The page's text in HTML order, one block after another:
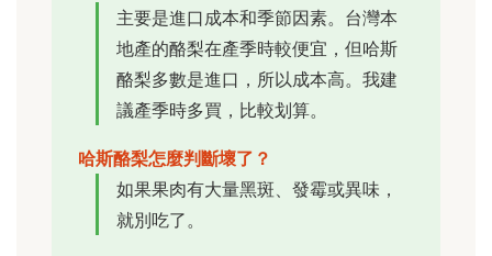
主要是進口成本和季節因素。台灣本
地產的酪梨在產季時較便宜，但哈斯
酪梨多數是進口，所以成本高。我建
議產季時多買，比較划算。
哈斯酪梨怎麼判斷壞了？
如果果肉有大量黑斑、發霉或異味，
就別吃了。